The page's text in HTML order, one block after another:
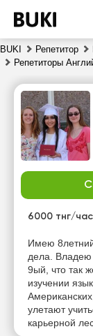
BUKI Репетитор
Репетиторы
6000 тнг/час
Имею
дела.
9ый, что так
изучении
улетают
карьерной
16:00
18:00
20:00